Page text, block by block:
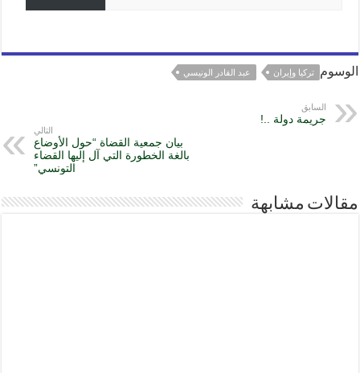
الوسوم تركيا وإيران عبد القادر الونيسي
السابق
جريمة دولة ..!
التالي
بيان جمعية القضاة “حول الأوضاع
بالغة الخطورة التي آل إليها القضاء
التونسي”
مقالات مشابهة